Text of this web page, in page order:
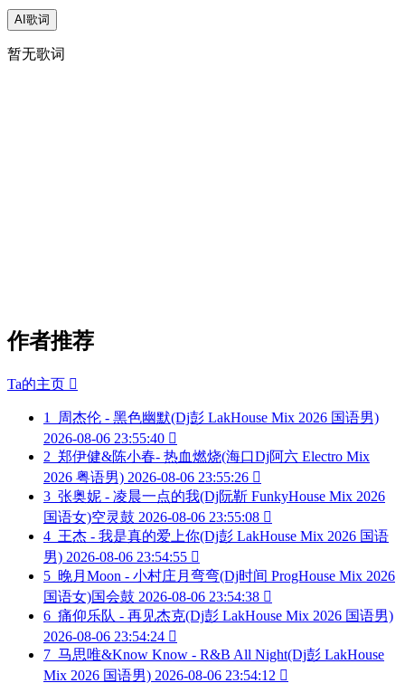
AI歌词
暂无歌词
作者推荐
Ta的主页 
1
周杰伦 - 黑色幽默(Dj彭 LakHouse Mix 2026 国语男)
2026-08-06 23:55:40 
2 郑伊健&陈小春- 热血燃烧(海口Dj阿六 Electro Mix
2026 粤语男) 2026-08-06 23:55:26 
3 张奥妮 - 凌晨一点的我(Dj阮靳 FunkyHouse Mix 2026
国语女)空灵鼓 2026-08-06 23:55:08 
4 王杰 - 我是真的爱上你(Dj彭 LakHouse Mix 2026 国语
男) 2026-08-06 23:54:55 
5 晚月Moon - 小村庄月弯弯(Dj时间 ProgHouse Mix 2026
国语女)国会鼓 2026-08-06 23:54:38 
6 痛仰乐队 - 再见杰克(Dj彭 LakHouse Mix 2026 国语男)
2026-08-06 23:54:24 
7 马思唯&Know Know - R&B All Night(Dj彭 LakHouse
Mix 2026 国语男) 2026-08-06 23:54:12 